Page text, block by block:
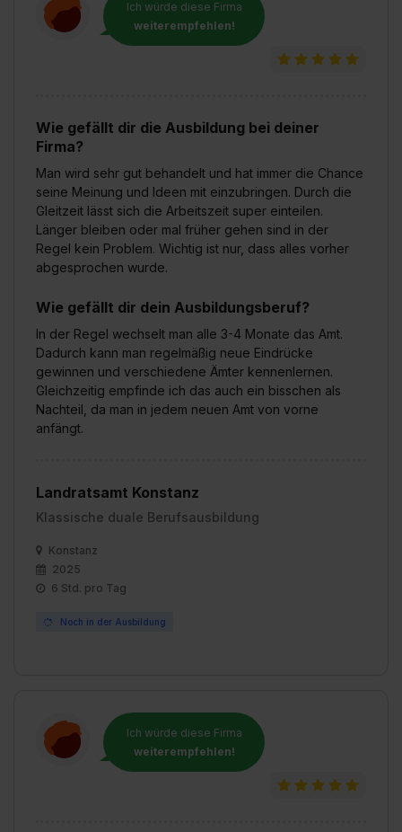
Ich würde diese Firma
weiterempfehlen!
Wie gefällt dir die Ausbildung bei deiner
Firma?
Man wird sehr gut behandelt und hat immer die Chance
seine Meinung und Ideen mit einzubringen. Durch die
Gleitzeit lässt sich die Arbeitszeit super einteilen.
Länger bleiben oder mal früher gehen sind in der
Regel kein Problem. Wichtig ist nur, dass alles vorher
abgesprochen wurde.
Wie gefällt dir dein Ausbildungsberuf?
In der Regel wechselt man alle 3-4 Monate das Amt.
Dadurch kann man regelmäßig neue Eindrücke
gewinnen und verschiedene Ämter kennenlernen.
Gleichzeitig empfinde ich das auch ein bisschen als
Nachteil, da man in jedem neuen Amt von vorne
anfängt.
Landratsamt Konstanz
Klassische duale Berufsausbildung
Konstanz
2025
6 Std. pro Tag
Noch in der Ausbildung
Ich würde diese Firma
weiterempfehlen!